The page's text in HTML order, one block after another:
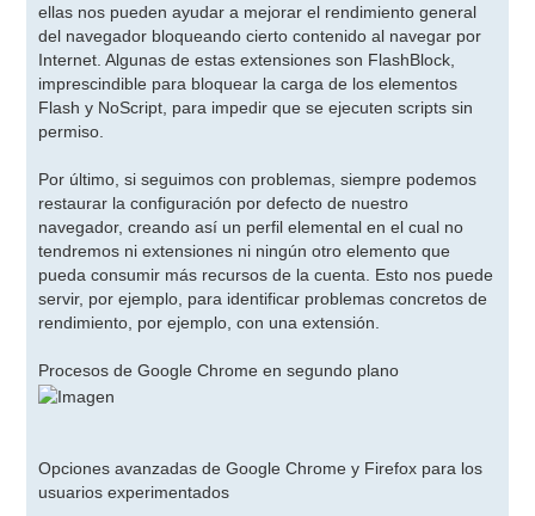
ellas nos pueden ayudar a mejorar el rendimiento general
del navegador bloqueando cierto contenido al navegar por
Internet. Algunas de estas extensiones son FlashBlock,
imprescindible para bloquear la carga de los elementos
Flash y NoScript, para impedir que se ejecuten scripts sin
permiso.
Por último, si seguimos con problemas, siempre podemos
restaurar la configuración por defecto de nuestro
navegador, creando así un perfil elemental en el cual no
tendremos ni extensiones ni ningún otro elemento que
pueda consumir más recursos de la cuenta. Esto nos puede
servir, por ejemplo, para identificar problemas concretos de
rendimiento, por ejemplo, con una extensión.
Procesos de Google Chrome en segundo plano
Opciones avanzadas de Google Chrome y Firefox para los
usuarios experimentados